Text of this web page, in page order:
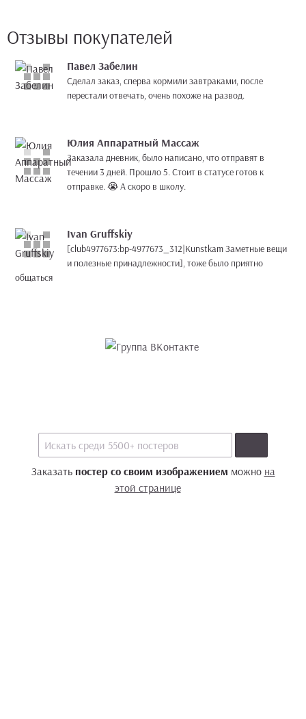
Отзывы покупателей
Павел Забелин
Сделал заказ, сперва кормили завтраками, после
перестали отвечать, очень похоже на развод.
Юлия Аппаратный Массаж
Заказала дневник, было написано, что отправят в
течении 3 дней. Прошло 5. Стоит в статусе готов к
отправке. 😭 А скоро в школу.
Ivan Gruffskiy
[club4977673:bp-4977673_312|Kunstkam Заметные вещи
и полезные принадлежности], тоже было приятно
общаться
Заказать постер со своим изображением можно на
этой странице